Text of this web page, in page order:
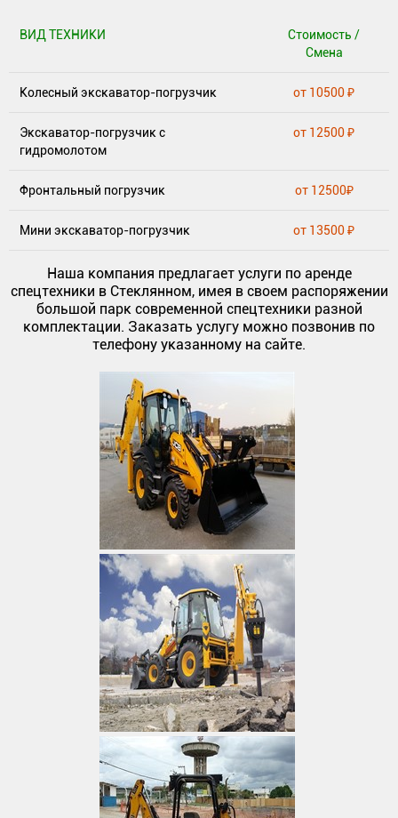
ВИД ТЕХНИКИ
Стоимость /
Смена
Колесный экскаватор-погрузчик от 10500 ₽
Экскаватор-погрузчик с
гидромолотом
от 12500 ₽
Фронтальный погрузчик от 12500₽
Мини экскаватор-погрузчик от 13500 ₽
Наша компания предлагает услуги по аренде
спецтехники в Стеклянном, имея в своем распоряжении
большой парк современной спецтехники разной
комплектации. Заказать услугу можно позвонив по
телефону указанному на сайте.